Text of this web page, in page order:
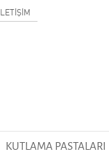
İLETİŞİM
KUTLAMA PASTALARI